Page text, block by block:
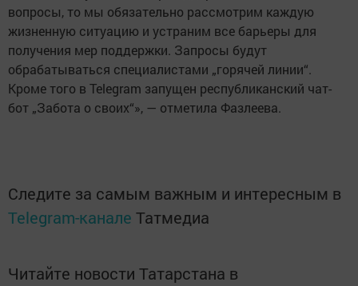
вопросы, то мы обязательно рассмотрим каждую
жизненную ситуацию и устраним все барьеры для
получения мер поддержки. Запросы будут
обрабатываться специалистами „горячей линии“.
Кроме того в Telegram запущен республиканский чат-
бот „Забота о своих“», — отметила Фазлеева.
Следите за самым важным и интересным в
Telegram-канале Татмедиа
Читайте новости Татарстана в